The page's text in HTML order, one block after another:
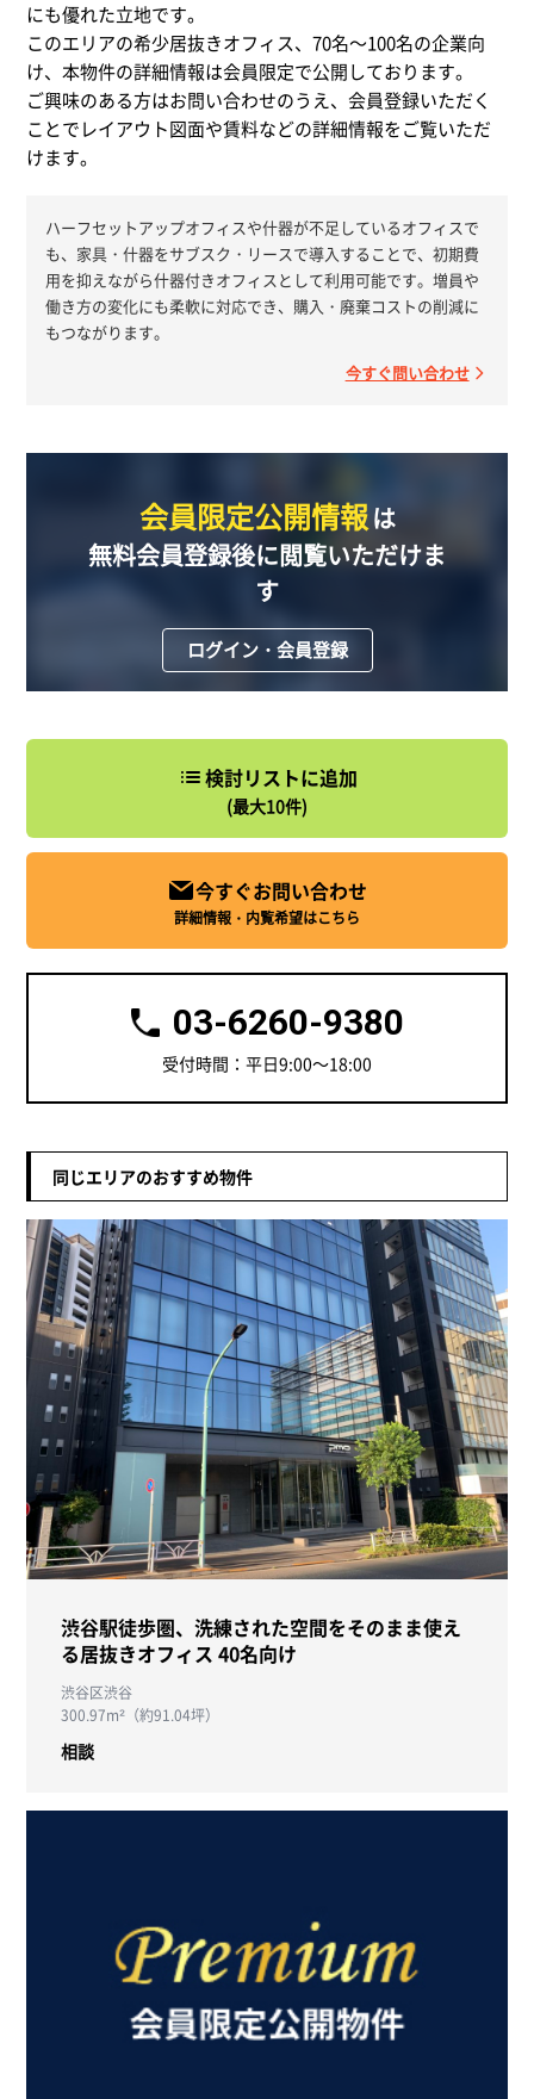
にも優れた立地です。
このエリアの希少居抜きオフィス、70名～100名の企業向
け、本物件の詳細情報は会員限定で公開しております。
ご興味のある方はお問い合わせのうえ、会員登録いただく
ことでレイアウト図面や賃料などの詳細情報をご覧いただ
けます。
ハーフセットアップオフィスや什器が不足しているオフィスで
も、家具・什器をサブスク・リースで導入することで、初期費
用を抑えながら什器付きオフィスとして利用可能です。増員や
働き方の変化にも柔軟に対応でき、購入・廃棄コストの削減に
もつながります。
今すぐ問い合わせ
会員限定公開情報は
無料会員登録後に閲覧いただけま
す
ログイン・会員登録
検討リストに追加
(最大10件)
今すぐお問い合わせ
詳細情報・内覧希望はこちら
03-6260-9380
受付時間：平日9:00～18:00
同じエリアのおすすめ物件
渋谷駅徒歩圏、洗練された空間をそのまま使え
る居抜きオフィス 40名向け
渋谷区渋谷
300.97m²（約91.04坪）
相談